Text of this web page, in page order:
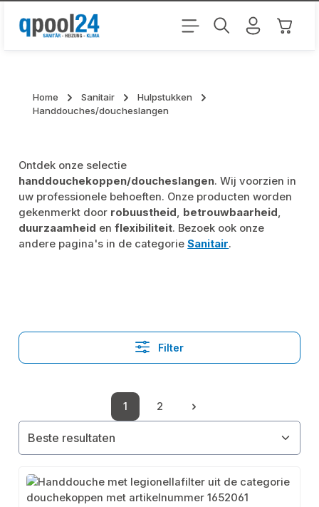
Ga naar de hoofdinhoud
Home Sanitair
Hulpstukken
Handdouches/doucheslangen
Ontdek onze selectie
handdouchekoppen/doucheslangen. Wij voorzien in
uw professionele behoeften. Onze producten worden
gekenmerkt door robuustheid, betrouwbaarheid,
duurzaamheid enflexibiliteit. Bezoek ook onze
andere pagina's in de categorieSanitair.
Filter
Pagina
1
Pagina
2